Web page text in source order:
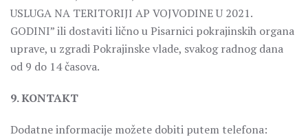
USLUGA NA TERITORIJI AP VOJVODINE U 2021.
GODINI” ili dostaviti lično u Pisarnici pokrajinskih organa
uprave, u zgradi Pokrajinske vlade, svakog radnog dana
od 9 do 14 časova.
9. KONTAKT
Dodatne informacije možete dobiti putem telefona: